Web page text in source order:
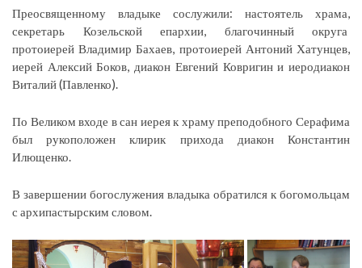
Преосвященному владыке сослужили: настоятель храма,
секретарь Козельской епархии, благочинный округа
протоиерей Владимир Бахаев, протоиерей Антоний Хатунцев,
иерей Алексий Боков, диакон Евгений Ковригин и иеродиакон
Виталий (Павленко).
По Великом входе в сан иерея к храму преподобного Серафима
был рукоположен клирик прихода диакон Константин
Илющенко.
В завершении богослужения владыка обратился к богомольцам
с архипастырским словом.